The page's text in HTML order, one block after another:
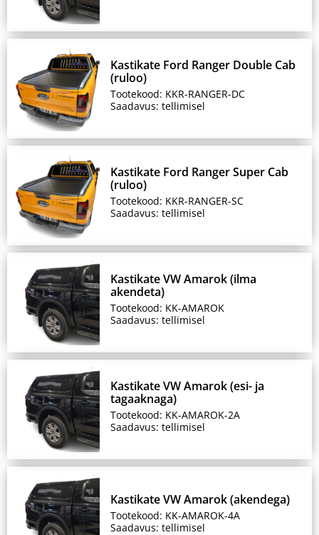
Kastikate Ford Ranger Double Cab
(ruloo)
Tootekood: KKR-RANGER-DC
Saadavus: tellimisel
Kastikate Ford Ranger Super Cab
(ruloo)
Tootekood: KKR-RANGER-SC
Saadavus: tellimisel
Kastikate VW Amarok (ilma
akendeta)
Tootekood: KK-AMAROK
Saadavus: tellimisel
Kastikate VW Amarok (esi- ja
tagaaknaga)
Tootekood: KK-AMAROK-2A
Saadavus: tellimisel
Kastikate VW Amarok (akendega)
Tootekood: KK-AMAROK-4A
Saadavus: tellimisel